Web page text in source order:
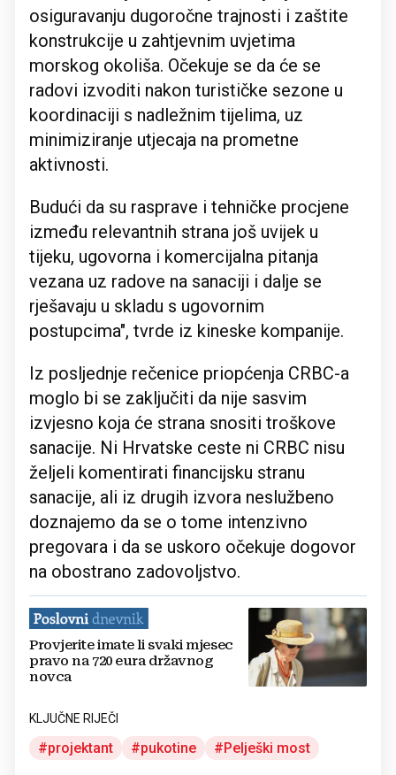
osiguravanju dugoročne trajnosti i zaštite
konstrukcije u zahtjevnim uvjetima
morskog okoliša. Očekuje se da će se
radovi izvoditi nakon turističke sezone u
koordinaciji s nadležnim tijelima, uz
minimiziranje utjecaja na prometne
aktivnosti.
Budući da su rasprave i tehničke procjene
između relevantnih strana još uvijek u
tijeku, ugovorna i komercijalna pitanja
vezana uz radove na sanaciji i dalje se
rješavaju u skladu s ugovornim
postupcima", tvrde iz kineske kompanije.
Iz posljednje rečenice priopćenja CRBC-a
moglo bi se zaključiti da nije sasvim
izvjesno koja će strana snositi troškove
sanacije. Ni Hrvatske ceste ni CRBC nisu
željeli komentirati financijsku stranu
sanacije, ali iz drugih izvora neslužbeno
doznajemo da se o tome intenzivno
pregovara i da se uskoro očekuje dogovor
na obostrano zadovoljstvo.
Provjerite imate li svaki mjesec
pravo na 720 eura državnog
novca
KLJUČNE RIJEČI
projektant pukotine Pelješki most